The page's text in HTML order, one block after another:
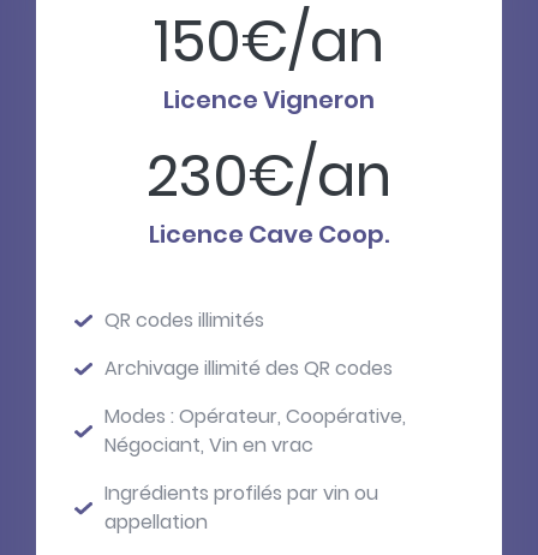
150€/an
Licence Vigneron
230€/an
Licence Cave Coop.
QR codes illimités
Archivage illimité des QR codes
Modes : Opérateur, Coopérative,
Négociant, Vin en vrac
Ingrédients profilés par vin ou
appellation